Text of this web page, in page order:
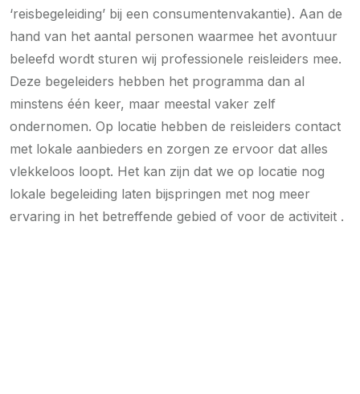
‘reisbegeleiding’ bij een consumentenvakantie). Aan de
hand van het aantal personen waarmee het avontuur
beleefd wordt sturen wij professionele reisleiders mee.
Deze begeleiders hebben het programma dan al
minstens één keer, maar meestal vaker zelf
ondernomen. Op locatie hebben de reisleiders contact
met lokale aanbieders en zorgen ze ervoor dat alles
vlekkeloos loopt. Het kan zijn dat we op locatie nog
lokale begeleiding laten bijspringen met nog meer
ervaring in het betreffende gebied of voor de activiteit .